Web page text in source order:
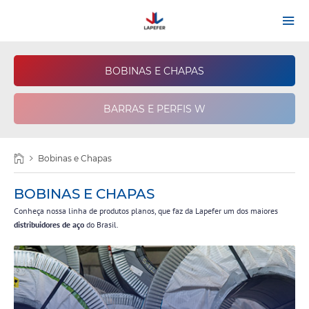
HOME
QUEM SOMOS
FALE CONOSCO
BOBINAS E CHAPAS
BARRAS E PERFIS W
Bobinas e Chapas
BOBINAS E CHAPAS
Conheça nossa linha de produtos planos, que faz da Lapefer um dos maiores
distribuidores de aço do Brasil.